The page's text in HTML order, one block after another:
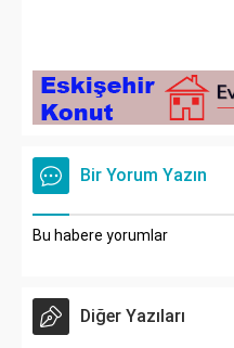
Bir Yorum Yazın
Bu habere yorumlar
Diğer Yazıları